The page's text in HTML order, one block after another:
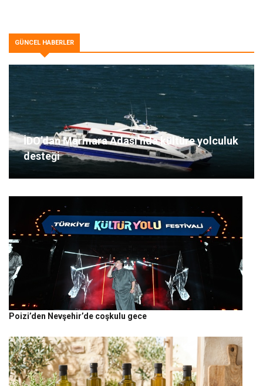
GÜNCEL HABERLER
İDO’dan Marmara Adası’nda kültüre yolculuk
desteği
Poizi’den Nevşehir’de coşkulu gece